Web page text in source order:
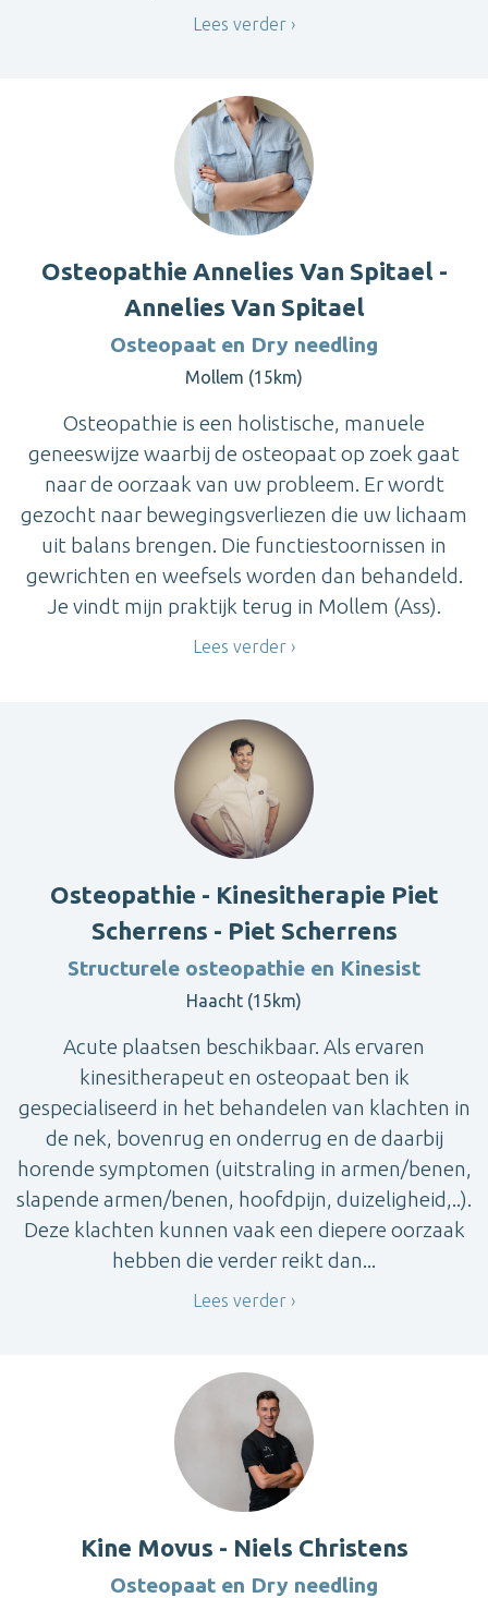
Lees verder
Osteopathie Annelies Van Spitael -
Annelies Van Spitael
Osteopaat en Dry needling
Mollem (15km)
Osteopathie is een holistische, manuele
geneeswijze waarbij de osteopaat op zoek gaat
naar de oorzaak van uw probleem. Er wordt
gezocht naar bewegingsverliezen die uw lichaam
uit balans brengen. Die functiestoornissen in
gewrichten en weefsels worden dan behandeld.
Je vindt mijn praktijk terug in Mollem (Ass).
Lees verder
Osteopathie - Kinesitherapie Piet
Scherrens - Piet Scherrens
Structurele osteopathie en Kinesist
Haacht (15km)
Acute plaatsen beschikbaar. Als ervaren
kinesitherapeut en osteopaat ben ik
gespecialiseerd in het behandelen van klachten in
de nek, bovenrug en onderrug en de daarbij
horende symptomen (uitstraling in armen/benen,
slapende armen/benen, hoofdpijn, duizeligheid,..).
Deze klachten kunnen vaak een diepere oorzaak
hebben die verder reikt dan...
Lees verder
Kine Movus - Niels Christens
Osteopaat en Dry needling